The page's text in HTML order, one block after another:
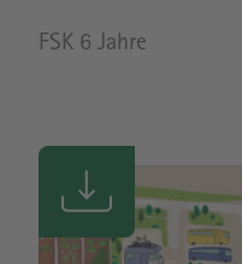
FSK 6 Jahre